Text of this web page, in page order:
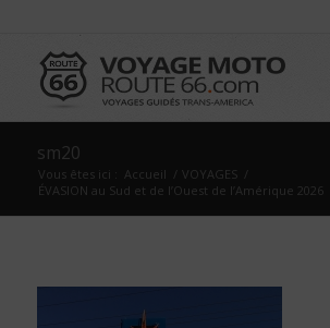
sm20
Vous êtes ici : Accueil / VOYAGES /
ÉVASION au Sud et de l’Ouest de l’Amérique 2026